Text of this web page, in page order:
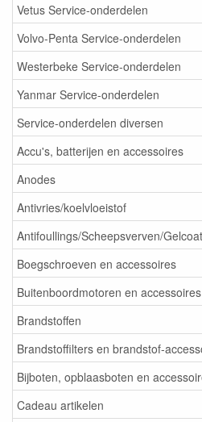
Vetus Service-onderdelen
Volvo-Penta Service-onderdelen
Westerbeke Service-onderdelen
Yanmar Service-onderdelen
Service-onderdelen diversen
Accu's, batterijen en accessoires
Anodes
Antivries/koelvloeistof
Antifoullings/Scheepsverven/
Boegschroeven en accessoires
Buitenboordmotoren en accessoires
Brandstoffen
Brandstoffilters en brandstof-
Bijboten, opblaasboten en
Cadeau artikelen